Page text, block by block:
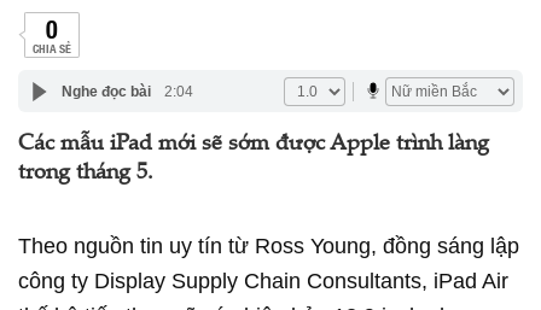
0
CHIA SẺ
Nghe đọc bài 2:04
Các mẫu iPad mới sẽ sớm được Apple trình làng
trong tháng 5.
Theo nguồn tin uy tín từ Ross Young, đồng sáng lập
công ty Display Supply Chain Consultants, iPad Air